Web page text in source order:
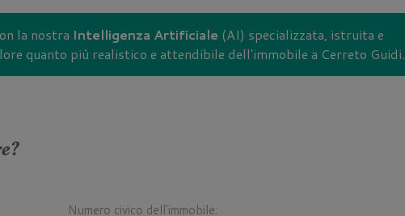
la nostra Intelligenza Artificiale (AI) specializzata, istruita e
quanto più realistico e attendibile dell'immobile a Cerreto Guidi.
Numero civico dell'immobile: